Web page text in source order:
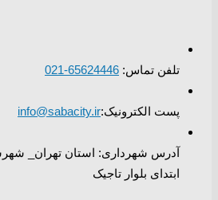
تلفن تماس: 65624446-021
پست الکترونیک:info@sabacity.ir
آدرس شهرداری: استان تهران_
ابتدای بلوار تاجیک